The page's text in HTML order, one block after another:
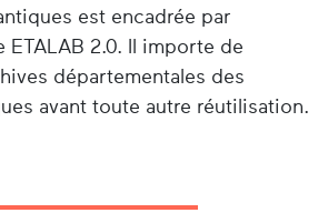
est encadrée par
ETALAB 2.0. Il importe de
départementales des
avant toute autre réutilisation.